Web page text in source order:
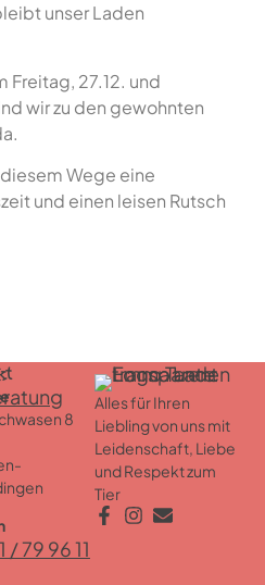
unser Laden
Freitag, 27.12. und
wir zu den gewohnten
Wege eine
und einen leisen Rutsch
Alles für Ihren
Liebling von uns mit
Leidenschaft, Liebe
und Respekt zum
Tier
8
/ 79 96 11